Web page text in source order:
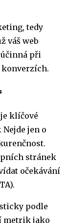
tedy
váš web
při
klíčové
jen o
stránek
očekávání
podle
metrik jako